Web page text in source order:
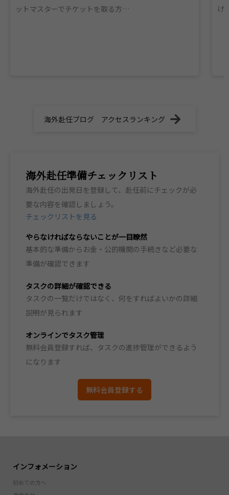
ットマスターでチケットを取る方…
げ
海外赴任ブログ アクセスランキング
海外赴任準備チェックリスト
海外赴任の出発日を登録して、赴任前にチェックが必
要な内容を確認しましょう。
チェックリストを見る
やらなければならないことが一目瞭然
基本的な準備からお金・公的機関の手続きなど必要な
準備が確認できます
タスクの詳細が確認できる
タスクの一覧だけではなく、何をすればよいかの詳細
説明が見られます
オンラインでタスク管理
無料会員登録すれば、タスクの進捗管理ができるよう
になります
無料会員登録する
インフォメーション
初めての方へ